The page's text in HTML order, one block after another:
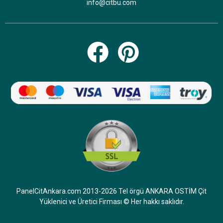
yapılacak olan şey sadece işçiliktir diğer malzemeler
bir alan yapılacaktır iyi çalışmalar diliyorum
Basketbol saha çitleri fiyatı
2025 basketbol saha çitleri ve direkleri kurulum dahil
metrekare birim fiyatları kaç para, Ankara içi montajlı
ve montajsız sadece malzeme birim fiyatları ile ilgili
2025 basketbol saha kurulumu anahtar teslimi ve
maliyetleri ile ilgili detaylı bir teklif almam gerekiyor 3
adet basketbol saha yapımı için projemiz
info@citbu.com
PanelCitAnkara.com 2013-2026 Tel örgü ANKARA OSTİM Çit
Yüklenici ve Üretici Firması © Her hakkı saklıdır.